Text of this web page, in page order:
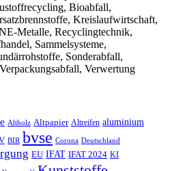
Bioabfall,
Kreislaufwirtschaft,
Metalle, Recyclingtechnik,
Sammelsysteme,
Sonderabfall,
Verwertung
Altholz Altpapier Altreifen aluminium
BIR bvse Corona Deutschland
EU IFAT IFAT 2024 KI